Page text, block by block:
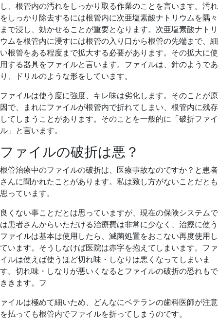
し、根管内の汚れをしっかり取る作業のことを言います。汚れ
をしっかり除去するには根管内に次亜塩素酸ナトリウムを隅々
まで浸し、効かせることが重要となります。次亜塩素酸ナトリ
ウムを根管内に浸すには根管の入り口から根管の先端まで、細
い根管をある程度まで拡大する必要があります。その拡大に使
用する器具をファイルと言います。ファイルは、針のようであ
り、ドリルのような形をしています。
ファイルは使う度に強度、キレ味は劣化します。そのことが原
因で、まれにファイルが根管内で折れてしまい、根管内に残存
してしまうことがあります。そのことを一般的に「破折ファイ
ル」と言います。
ファイルの破折は悪？
根管治療中のファイルの破折は、医療事故なのですか？と患者
さんに聞かれたことがあります。私は致し方がないことだとも
思っています。
良くない事ことだとは思っていますが、現在の保険システムで
は患者さんからいただける治療費は非常に少なく、治療に使う
ファイルは基本は使用したら、滅菌処置をおこない再度使用し
ています。そうしなけば医院は赤字を抱えてしまいます。ファ
イルは使えば使うほど切れ味・しなりは悪くなってしまいま
す。切れ味・しなりが悪いくなるとファイルの破折の恐れもで
ききます。フ
ァイルは極めて細いため、どんなにベテランの歯科医師が注意
を払っても根管内でファイルを折ってしまうのです。